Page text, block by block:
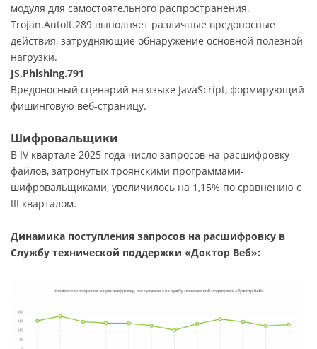
модуля для самостоятельного распространения.
Trojan.AutoIt.289 выполняет различные вредоносные
действия, затрудняющие обнаружение основной полезной
нагрузки.
JS.Phishing.791
Вредоносный сценарий на языке JavaScript, формирующий
фишинговую веб-страницу.
Шифровальщики
В IV квартале 2025 года число запросов на расшифровку
файлов, затронутых троянскими программами-
шифровальщиками, увеличилось на 1,15% по сравнению с
III кварталом.
Динамика поступления запросов на расшифровку в
Службу технической поддержки «Доктор Веб»: